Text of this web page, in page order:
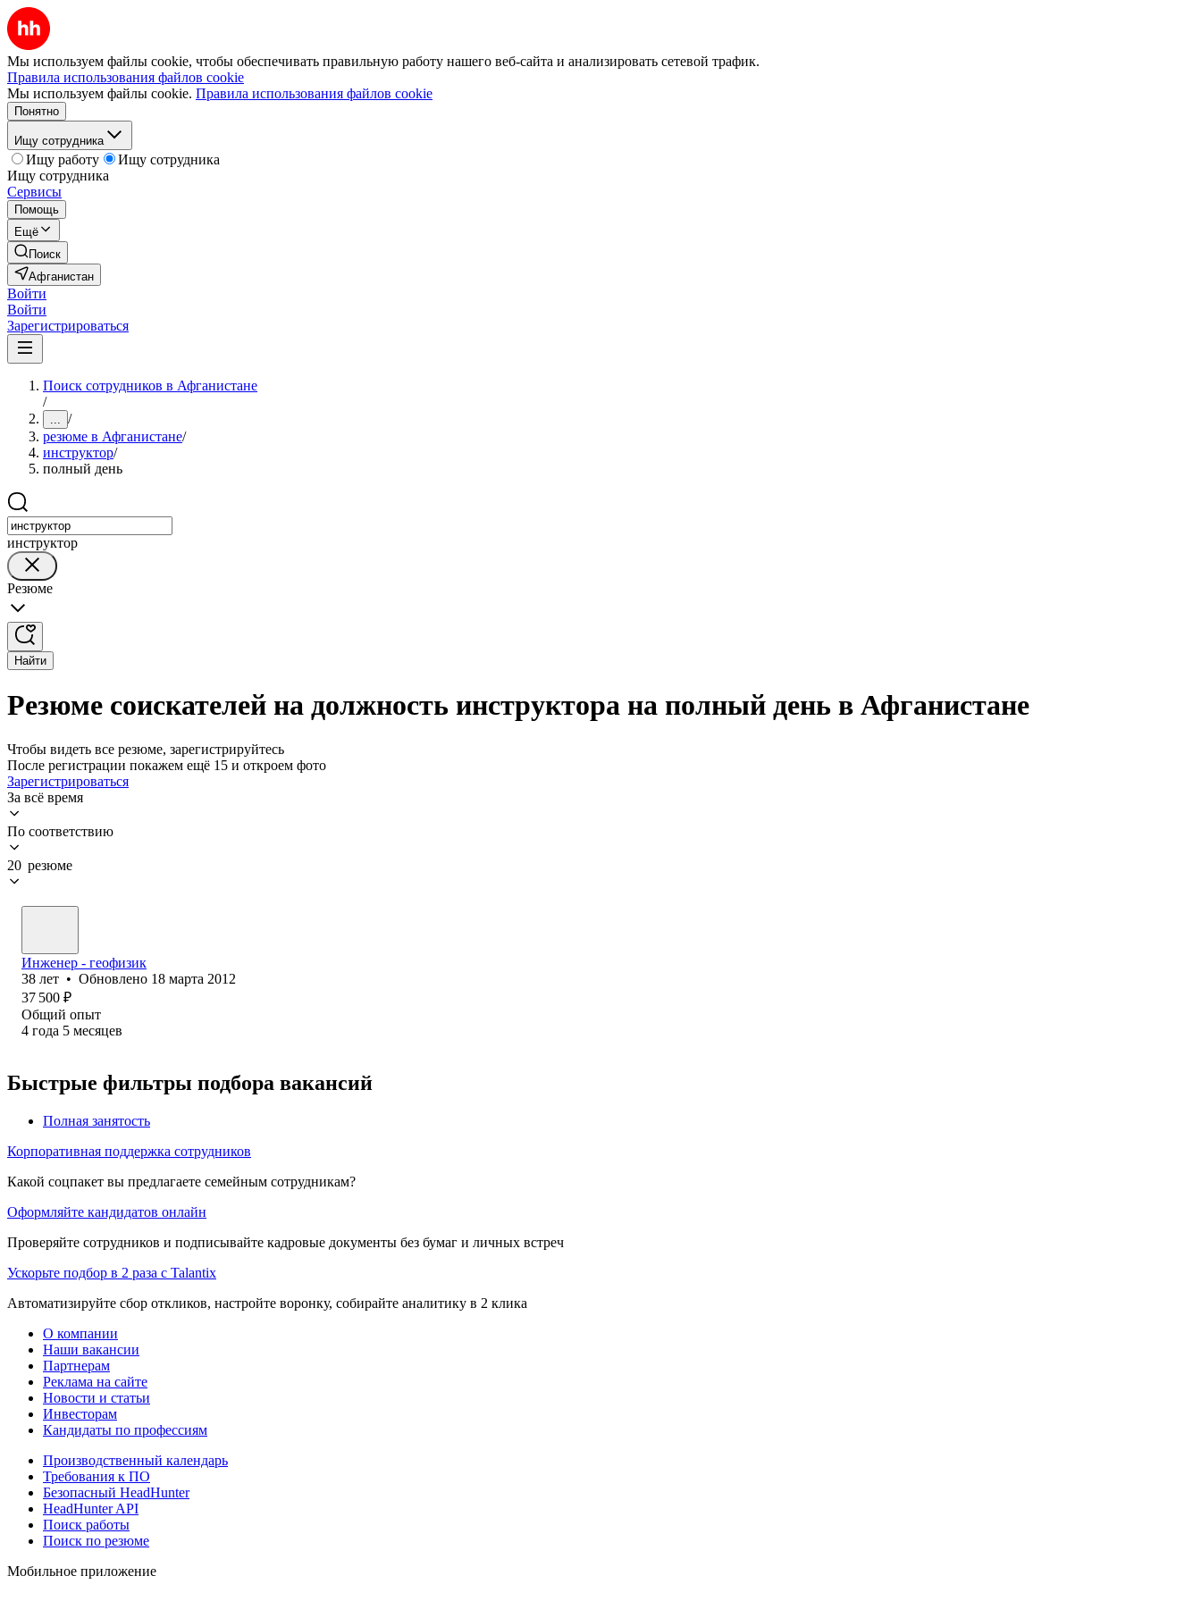
Мы используем файлы cookie, чтобы обеспечивать правильную работу нашего веб-сайта и анализировать сетевой трафик.
Правила использования файлов cookie
Мы используем файлы cookie. Правила использования файлов cookie
Понятно
Ищу сотрудника
Ищу работу
Ищу сотрудника
Ищу сотрудника
Сервисы
Помощь
Ещё
Поиск
Афганистан
Войти
Войти
Зарегистрироваться
Поиск сотрудников в Афганистане
/
... /
резюме в Афганистане/
инструктор/
полный день
инструктор
Резюме
Найти
Резюме соискателей на должность инструктора на полный день в Афганистане
Чтобы видеть все резюме, зарегистрируйтесь
После регистрации покажем ещё 15 и откроем фото
Зарегистрироваться
За всё время
По соответствию
20 резюме
Инженер - геофизик
38 лет • Обновлено 18 марта 2012
37 500 ₽
Общий опыт
4 года 5 месяцев
Быстрые фильтры подбора вакансий
Полная занятость
Корпоративная поддержка сотрудников
Какой соцпакет вы предлагаете семейным сотрудникам?
Оформляйте кандидатов онлайн
Проверяйте сотрудников и подписывайте кадровые документы без бумаг и личных встреч
Ускорьте подбор в 2 раза с Talantix
Автоматизируйте сбор откликов, настройте воронку, собирайте аналитику в 2 клика
О компании
Наши вакансии
Партнерам
Реклама на сайте
Новости и статьи
Инвесторам
Кандидаты по профессиям
Производственный календарь
Требования к ПО
Безопасный HeadHunter
HeadHunter API
Поиск работы
Поиск по резюме
Мобильное приложение